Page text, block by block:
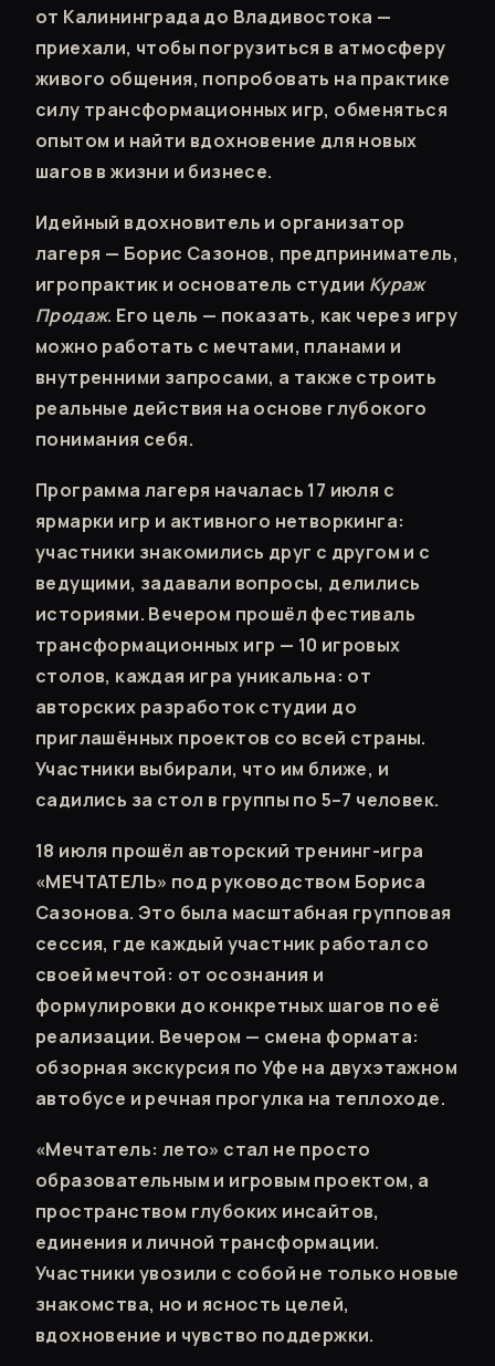
от Калининграда до Владивостока —
приехали, чтобы погрузиться в атмосферу
живого общения, попробовать на практике
силу трансформационных игр, обменяться
опытом и найти вдохновение для новых
шагов в жизни и бизнесе.
Идейный вдохновитель и организатор
лагеря — Борис Сазонов, предприниматель,
игропрактик и основатель студии Кураж
Продаж. Его цель — показать, как через игру
можно работать с мечтами, планами и
внутренними запросами, а также строить
реальные действия на основе глубокого
понимания себя.
Программа лагеря началась 17 июля с
ярмарки игр и активного нетворкинга:
участники знакомились друг с другом и с
ведущими, задавали вопросы, делились
историями. Вечером прошёл фестиваль
трансформационных игр — 10 игровых
столов, каждая игра уникальна: от
авторских разработок студии до
приглашённых проектов со всей страны.
Участники выбирали, что им ближе, и
садились за стол в группы по 5–7 человек.
18 июля прошёл авторский тренинг-игра
«МЕЧТАТЕЛЬ» под руководством Бориса
Сазонова. Это была масштабная групповая
сессия, где каждый участник работал со
своей мечтой: от осознания и
формулировки до конкретных шагов по её
реализации. Вечером — смена формата:
обзорная экскурсия по Уфе на двухэтажном
автобусе и речная прогулка на теплоходе.
«Мечтатель: лето» стал не просто
образовательным и игровым проектом, а
пространством глубоких инсайтов,
единения и личной трансформации.
Участники увозили с собой не только новые
знакомства, но и ясность целей,
вдохновение и чувство поддержки.